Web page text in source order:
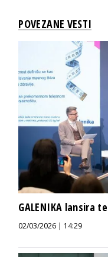
POVEZANE VESTI
GALENIKA lansira
02/03/2026 | 14:29